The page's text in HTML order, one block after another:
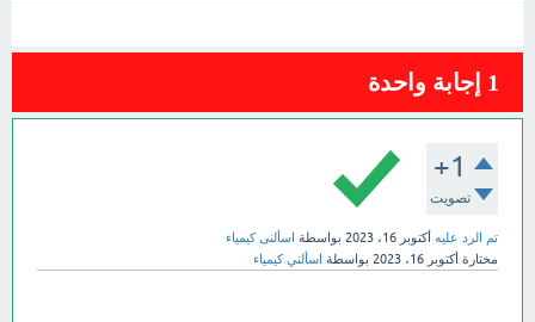
1 إجابة واحدة
+1
تصويت
تم الرد عليه أكتوبر 16، 2023 بواسطة اسألنى كيمياء
مختارة أكتوبر 16، 2023 بواسطة اسألني كيمياء